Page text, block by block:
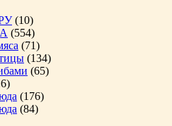
(10)
(554)
(71)
(134)
(65)
(176)
(84)